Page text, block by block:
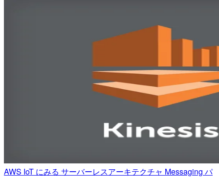
AWS IoT にみる サーバーレスアーキテクチャ Messaging パ